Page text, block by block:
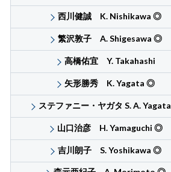
西川健誠 K. Nishikawa ◎
繁沢敦子 A. Shigesawa ◎
高橋佑宜 Y. Takahashi
矢形勝秀 K. Yagata ◎
ステファニー・ヤガタ S. A. Yagata
山口治彦 H. Yamaguchi ◎
吉川朗子 S. Yoshikawa ◎